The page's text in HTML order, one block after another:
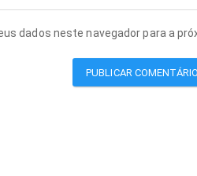
dados neste navegador para a